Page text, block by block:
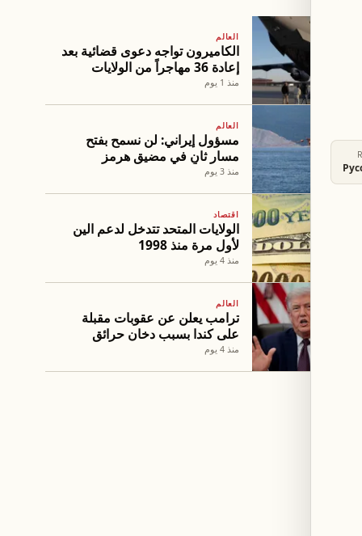
العالم
الكاميرون تواجه دعوى قضائية بعد
إعادة 36 مهاجراً من الولايات
المتحدة رغم حمايتهم القانونية
منذ 1 يوم
العالم
مسؤول إيراني: لن نسمح بفتح
مسار ثانٍ في مضيق هرمز
منذ 3 يوم
اقتصاد
الولايات المتحد تتدخل لدعم الين
لأول مرة منذ 1998
منذ 4 يوم
العالم
ترامب يعلن عن عقوبات مقبلة
على كندا بسبب دخان حرائق
الغابات
منذ 4 يوم